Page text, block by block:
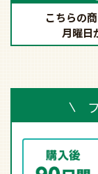
こちらの
月曜日